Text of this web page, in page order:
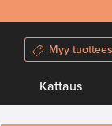
Myy
Kattaus